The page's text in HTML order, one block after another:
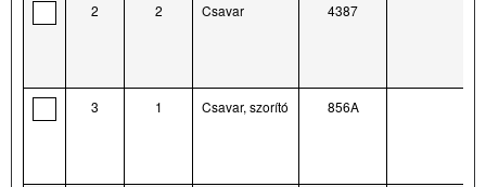
2 2 Csavar 4387
3 1 Csavar, szorító 856A